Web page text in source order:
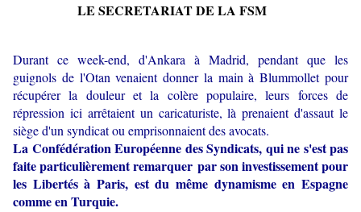
LE SECRETARIAT DE LA FSM
Durant ce week-end, d'Ankara à Madrid, pendant que les
guignols de l'Otan venaient donner la main à Blummollet pour
récupérer la douleur et la colère populaire, leurs forces de
répression ici arrêtaient un caricaturiste, là prenaient d'assaut le
siège d'un syndicat ou emprisonnaient des avocats.
La Confédération Européenne des Syndicats, qui ne s'est pas
faite particulièrement remarquer par son investissement pour
les Libertés à Paris, est du même dynamisme en Espagne
comme en Turquie.